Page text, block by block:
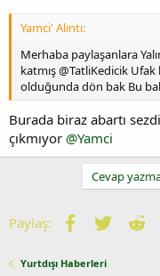
Yamci' Alıntı:
Merhaba paylaşanlara
katmış @TatliKedicik
olduğunda dön bak Bu
Burada biraz abartı
çıkmıyor @Yamci
Cevap
Paylaş: Facebook
Twitter
Yurtdışı Haberleri